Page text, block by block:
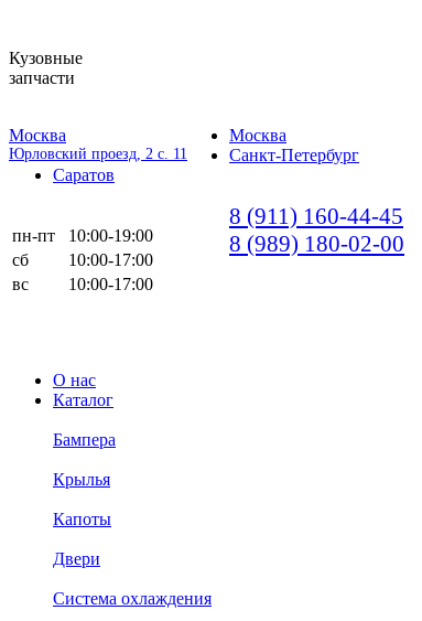
Кузовные
запчасти
Москва
Юрловский проезд, 2 с. 11
Москва
Санкт-Петербург
Саратов
8 (911) 160-44-45
8 (989) 180-02-00
пн-пт
10:00-19:00
сб
10:00-17:00
вс
10:00-17:00
О нас
Каталог
Бампера
Крылья
Капоты
Двери
Система охлаждения